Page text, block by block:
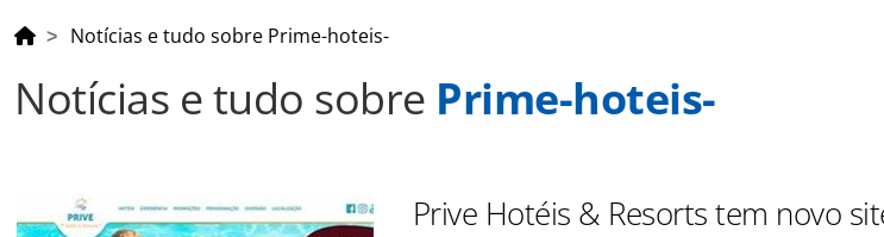
Notícias e tudo sobre Prime-hoteis-
Notícias e tudo sobre Prime-hoteis-
Prive Hotéis & Resorts tem novo